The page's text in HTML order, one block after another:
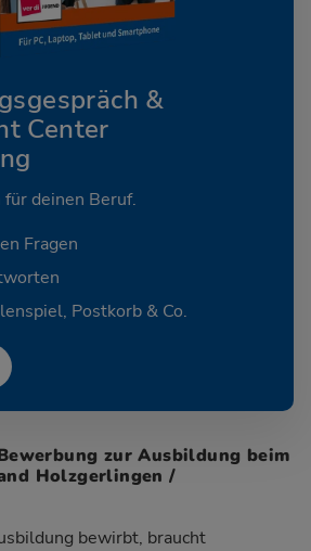
&
Center
deinen Beruf.
Fragen
Postkorb & Co.
zur Ausbildung beim
Holzgerlingen /
bewirbt, braucht